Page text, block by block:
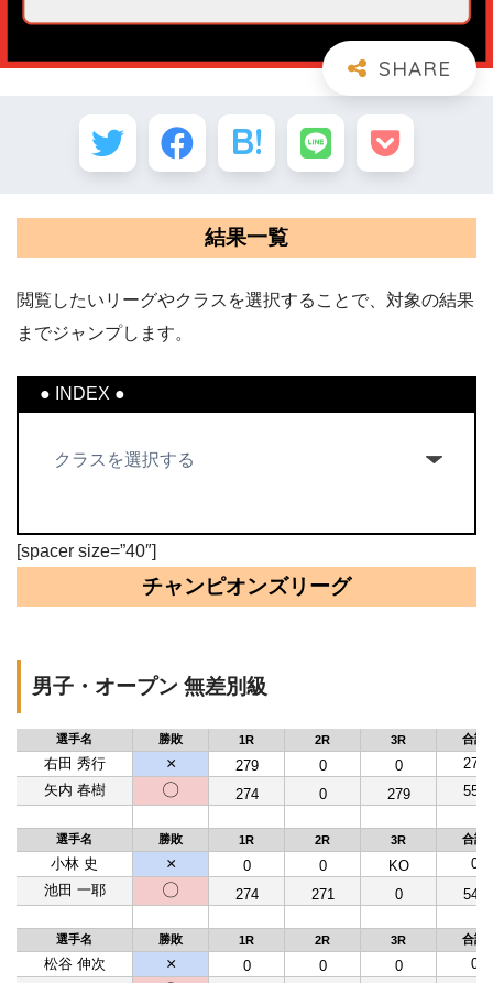
結果一覧
閲覧したいリーグやクラスを選択することで、対象の結果
までジャンプします。
● INDEX ●
[spacer size=”40″]
チャンピオンズリーグ
男子・オープン 無差別級